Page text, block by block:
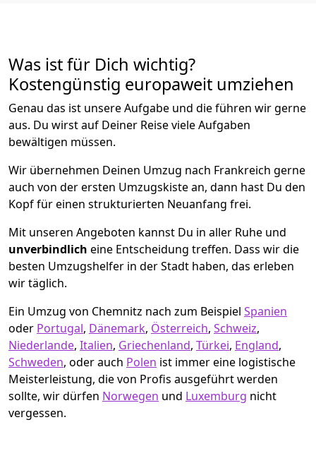
Was ist für Dich wichtig?
Kostengünstig europaweit umziehen
Genau das ist unsere Aufgabe und die führen wir gerne
aus. Du wirst auf Deiner Reise viele Aufgaben
bewältigen müssen.
Wir übernehmen Deinen Umzug nach Frankreich gerne
auch von der ersten Umzugskiste an, dann hast Du den
Kopf für einen strukturierten Neuanfang frei.
Mit unseren Angeboten kannst Du in aller Ruhe und
unverbindlich eine Entscheidung treffen. Dass wir die
besten Umzugshelfer in der Stadt haben, das erleben
wir täglich.
Ein Umzug von Chemnitz nach zum Beispiel Spanien
oder Portugal, Dänemark, Österreich, Schweiz,
Niederlande, Italien, Griechenland, Türkei, England,
Schweden, oder auch Polen ist immer eine logistische
Meisterleistung, die von Profis ausgeführt werden
sollte, wir dürfen Norwegen und Luxemburg nicht
vergessen.